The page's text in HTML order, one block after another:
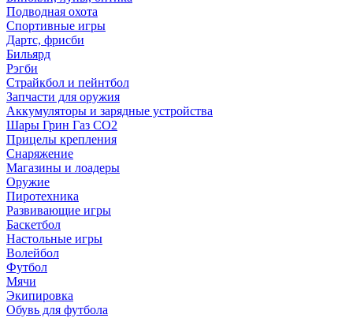
Подводная охота
Спортивные игры
Дартс, фрисби
Бильярд
Рэгби
Страйкбол и пейнтбол
Запчасти для оружия
Аккумуляторы и зарядные устройства
Шары Грин Газ СО2
Прицелы крепления
Снаряжение
Магазины и лоадеры
Оружие
Пиротехника
Развивающие игры
Баскетбол
Настольные игры
Волейбол
Футбол
Мячи
Экипировка
Обувь для футбола